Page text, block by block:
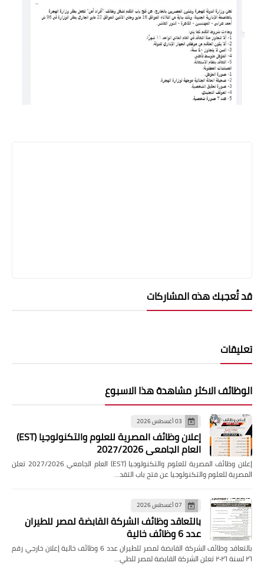
قد تُعجبك هذه المشاركات
تعليقات
الوظائف الاكثر مشاهدة هذا الاسبوع
03 أغسطس 2026
إعلان وظائف المصرية للعلوم والتكنولوجيا (EST)
العام الجامعي 2027/2026
إعلان وظائف المصرية للعلوم والتكنولوجيا (EST) العام الجامعي 2027/2026 تعلن
المصرية للعلوم والتكنولوجيا عن فتح باب التقد…
07 أغسطس 2026
بالتعاقد وظائف الشركة القابضة لمصر للطيران
عدد 6 وظائف خالية
بالتعاقد وظائف الشركة القابضة لمصر للطيران عدد 6 وظائف خالية إعلان خارجي رقم
٢٦ لسنة ٢٠٢٦ تعلن الشركة القابضة لمصر للطي…